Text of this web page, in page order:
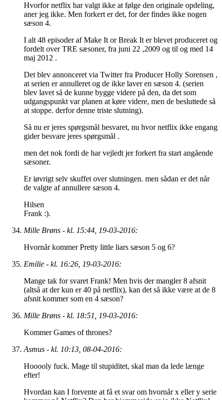
Hvorfor netflix har valgt ikke at følge den originale opdeling,
aner jeg ikke. Men forkert er det, for der findes ikke nogen
sæson 4.
I alt 48 episoder af Make It or Break It er blevet produceret og
fordelt over TRE sæsoner, fra juni 22 ,2009 og til og med 14
maj 2012 .
Det blev annonceret via Twitter fra Producer Holly Sorensen ,
at serien er annulleret og de ikke laver en sæson 4. (serien
blev lavet så de kunne bygge videre på den, da det som
udgangspunkt var planen at køre videre, men de besluttede så
at stoppe. derfor denne triste slutning).
Så nu er jeres spørgsmål besvaret, nu hvor netflix ikke engang
gider besvare jeres spørgsmål .
men det nok fordi de har vejledt jer forkert fra start angående
sæsoner.
Er iøvrigt selv skuffet over slutningen. men sådan er det når
de valgte af annullere sæson 4.
Hilsen
Frank :).
Mille Brøns - kl. 15:44, 19-03-2016:
Hvornår kommer Pretty little liars sæson 5 og 6?
Emilie - kl. 16:26, 19-03-2016:
Mange tak for svaret Frank! Men hvis der mangler 8 afsnit
(altså at der kun er 40 på netflix), kan det så ikke være at de 8
afsnit kommer som en 4 sæson?
Mille Brøns - kl. 18:51, 19-03-2016:
Kommer Games of thrones?
Asmus - kl. 10:13, 08-04-2016:
Hooooly fuck. Mage til stupiditet, skal man da lede længe
efter!
Hvordan kan I forvente at få et svar om hvornår x eller y serie